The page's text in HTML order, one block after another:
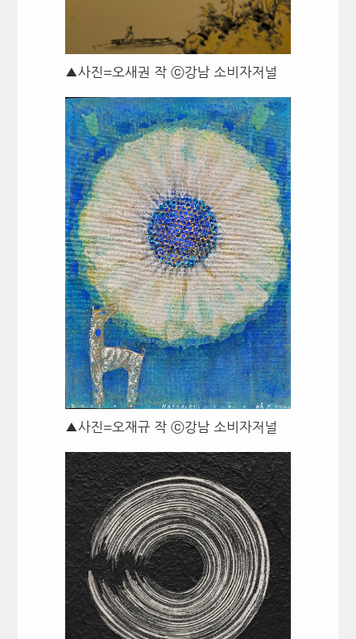
▲사진=오새권 작 ⓒ강남 소비자저널
▲사진=오재규 작 ⓒ강남 소비자저널